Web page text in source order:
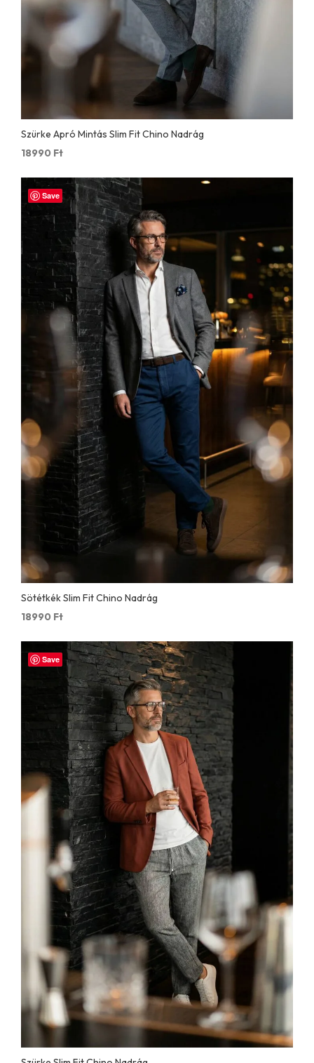
Szürke Apró Mintás Slim Fit Chino Nadrág
18990 Ft
Save
Sötétkék Slim Fit Chino Nadrág
18990 Ft
Save